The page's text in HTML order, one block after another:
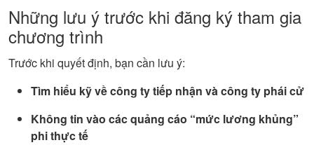
Những lưu ý trước khi đăng ký tham gia
chương trình
Trước khi quyết định, bạn cần lưu ý:
Tìm hiểu kỹ về công ty tiếp nhận và công ty phái cử
Không tin vào các quảng cáo “mức lương khủng”
phi thực tế